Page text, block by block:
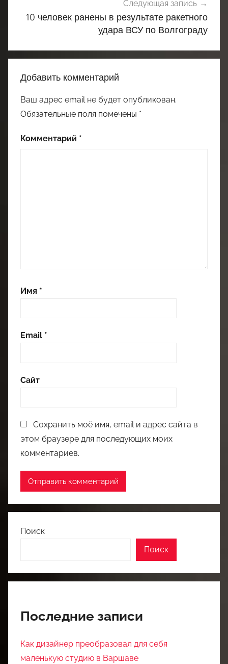
Следующая запись
10 человек ранены в результате ракетного
удара ВСУ по Волгограду
Добавить комментарий
Ваш адрес email не будет опубликован.
Обязательные поля помечены *
Комментарий *
Имя *
Email *
Сайт
Сохранить моё имя, email и адрес сайта в
этом браузере для последующих моих
комментариев.
Поиск
Поиск
Последние записи
Как дизайнер преобразовал для себя
маленькую студию в Варшаве